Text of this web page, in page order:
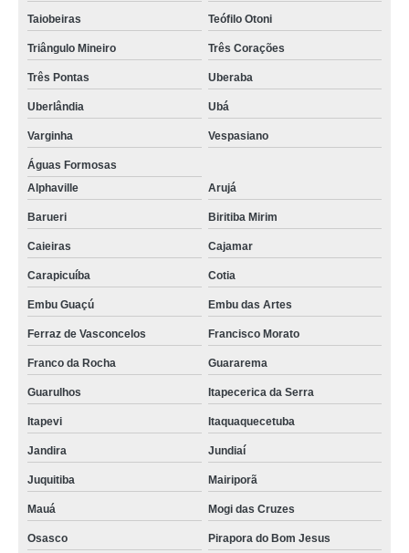
Taiobeiras Teófilo Otoni
Triângulo Mineiro Três Corações
Três Pontas Uberaba
Uberlândia Ubá
Varginha Vespasiano
Águas Formosas
Alphaville
Arujá
Barueri Biritiba Mirim
Caieiras Cajamar
Carapicuíba Cotia
Embu Guaçú Embu das Artes
Ferraz de Vasconcelos Francisco Morato
Franco da Rocha Guararema
Guarulhos Itapecerica da Serra
Itapevi Itaquaquecetuba
Jandira Jundiaí
Juquitiba Mairiporã
Mauá Mogi das Cruzes
Osasco Pirapora do Bom Jesus